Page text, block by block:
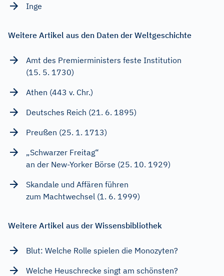
Inge
Weitere Artikel aus den Daten der Weltgeschichte
Amt des Premierministers feste Institution
(15. 5. 1730)
Athen (443 v. Chr.)
Deutsches Reich (21. 6. 1895)
Preußen (25. 1. 1713)
„Schwarzer Freitag“
an der New-Yorker Börse (25. 10. 1929)
Skandale und Affären führen
zum Machtwechsel (1. 6. 1999)
Weitere Artikel aus der Wissensbibliothek
Blut: Welche Rolle spielen die Monozyten?
Welche Heuschrecke singt am schönsten?